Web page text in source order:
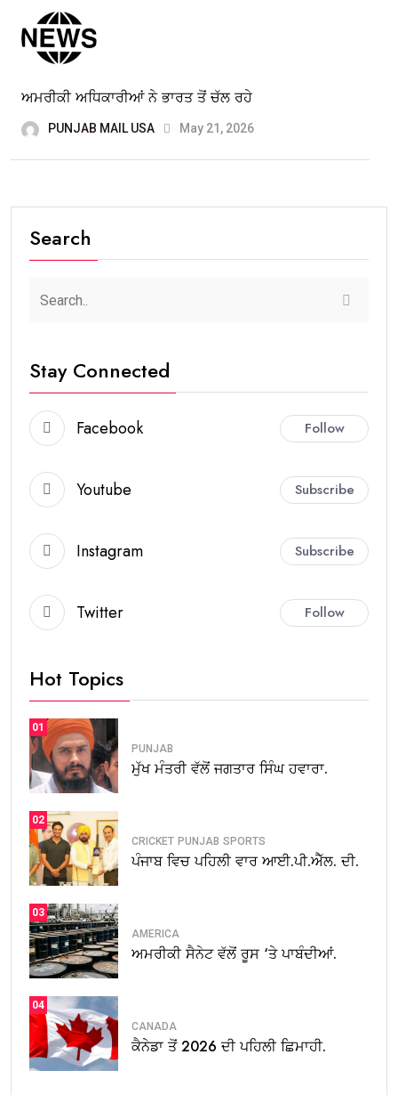
ਅਮਰੀਕੀ ਅਧਿਕਾਰੀਆਂ ਨੇ ਭਾਰਤ ਤੋਂ ਚੱਲ ਰਹੇ
PUNJAB MAIL USA May 21, 2026
Search
Stay Connected
Facebook Follow
Youtube Subscribe
Instagram Subscribe
Twitter Follow
Hot Topics
01
PUNJAB
ਮੁੱਖ ਮੰਤਰੀ ਵੱਲੋਂ ਜਗਤਾਰ ਸਿੰਘ ਹਵਾਰਾ.
02
CRICKET PUNJAB SPORTS
ਪੰਜਾਬ ਵਿਚ ਪਹਿਲੀ ਵਾਰ ਆਈ.ਪੀ.ਐੱਲ. ਦੀ.
03
AMERICA
ਅਮਰੀਕੀ ਸੈਨੇਟ ਵੱਲੋਂ ਰੂਸ ‘ਤੇ ਪਾਬੰਦੀਆਂ.
04
CANADA
ਕੈਨੇਡਾ ਤੋਂ 2026 ਦੀ ਪਹਿਲੀ ਛਿਮਾਹੀ.